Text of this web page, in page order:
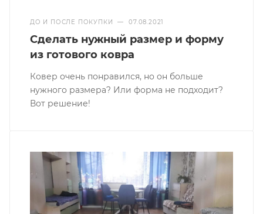
ДО И ПОСЛЕ ПОКУПКИ — 07.08.2021
Сделать нужный размер и форму
из готового ковра
Ковер очень понравился, но он больше
нужного размера? Или форма не подходит?
Вот решение!